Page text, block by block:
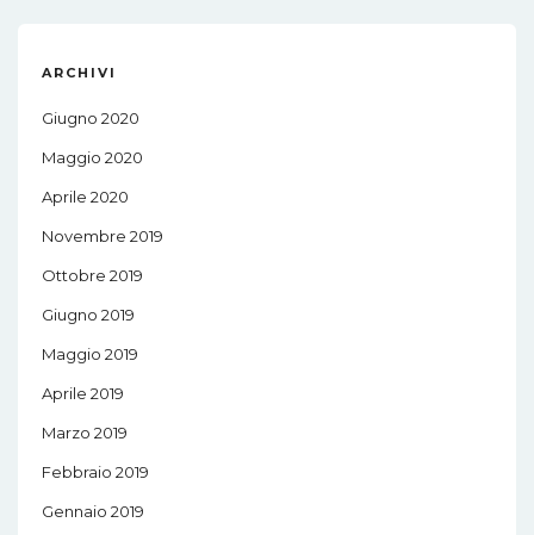
ARCHIVI
Giugno 2020
Maggio 2020
Aprile 2020
Novembre 2019
Ottobre 2019
Giugno 2019
Maggio 2019
Aprile 2019
Marzo 2019
Febbraio 2019
Gennaio 2019